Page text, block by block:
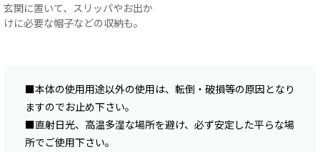
玄関に置いて、スリッパやお出か
けに必要な帽子などの収納も。
■本体の使用用途以外の使用は、転倒・破損等の原因となり
ますのでお止め下さい。
■直射日光、高温多湿な場所を避け、必ず安定した平らな場
所でご使用下さい。